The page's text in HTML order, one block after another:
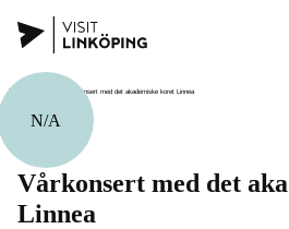
N/A
Vårkonsert med det
Linnea